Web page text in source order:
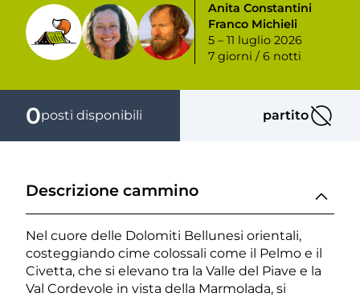
Anita Constantini
Franco Michieli
5 – 11 luglio 2026
7 giorni / 6 notti
0posti disponibili partito partito
Descrizione cammino
Nel cuore delle Dolomiti Bellunesi orientali,
costeggiando cime colossali come il Pelmo e il
Civetta, che si elevano tra la Valle del Piave e la
Val Cordevole in vista della Marmolada, si